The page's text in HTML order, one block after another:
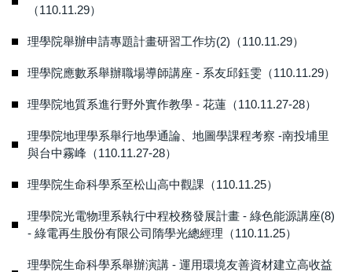
（110.11.29）
理學院舉辦申請專題計畫研習工作坊(2)（110.11.29）
理學院應數系舉辦職場導師講座 - 系友邱鈺雯（110.11.29）
理學院地質系進行野外實作教學 - 花蓮（110.11.27-28）
理學院地理學系舉行地學通論、地圖學課程考察 -南投埔里
與台中霧峰（110.11.27-28）
理學院生命科學系至松山高中觀課（110.11.25）
理學院光電物理系執行中程校務發展計畫 - 綠色能源講座(8)
- 綠電再生股份有限公司隋學光總經理（110.11.25）
理學院生命科學系舉辦演講 - 運用環境友善資材建立高收益